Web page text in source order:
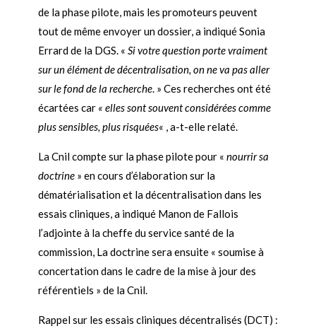
de la phase pilote, mais les promoteurs peuvent
tout de même envoyer un dossier, a indiqué Sonia
Errard de la DGS. « Si votre question porte vraiment
sur un élément de décentralisation, on ne va pas aller
sur le fond de la recherche. » Ces recherches ont été
écartées car « elles sont souvent considérées comme
plus sensibles, plus risquées« , a-t-elle relaté.
La Cnil compte sur la phase pilote pour « nourrir sa
doctrine» en cours d’élaboration sur la
dématérialisation et la décentralisation dans les
essais cliniques, a indiqué Manon de Fallois
l’adjointe à la cheffe du service santé de la
commission, La doctrine sera ensuite « soumise à
concertation dans le cadre de la mise à jour des
référentiels » de la Cnil.
Rappel sur les essais cliniques décentralisés (DCT) :